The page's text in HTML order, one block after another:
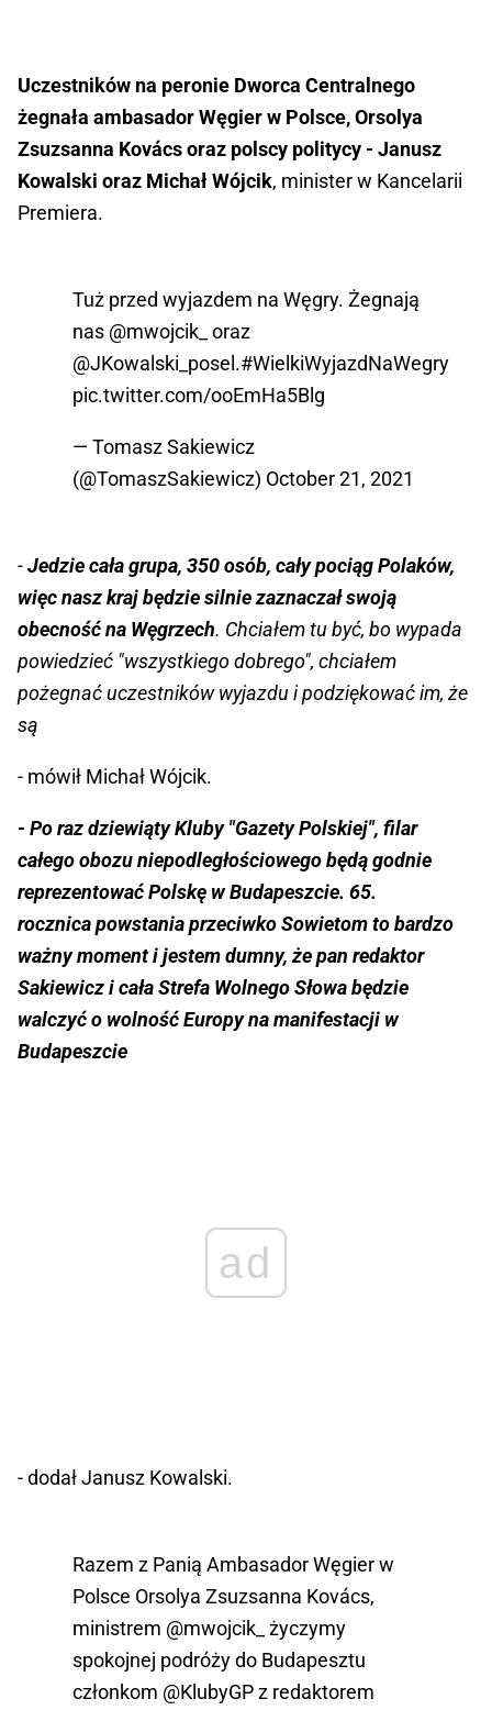
Uczestników na peronie Dworca Centralnego
żegnała ambasador Węgier w Polsce, Orsolya
Zsuzsanna Kovács oraz polscy politycy - Janusz
Kowalski oraz Michał Wójcik, minister w Kancelarii
Premiera.
Tuż przed wyjazdem na Węgry. Żegnają
nas @mwojcik_ oraz
@JKowalski_posel .#WielkiWyjazdNaWegry
pic.twitter.com/ooEmHa5Blg
— Tomasz Sakiewicz
(@TomaszSakiewicz) October 21, 2021
-Jedzie cała grupa, 350 osób, cały pociąg Polaków,
więc nasz kraj będzie silnie zaznaczał swoją
obecność na Węgrzech. Chciałem tu być, bo wypada
powiedzieć "wszystkiego dobrego", chciałem
pożegnać uczestników wyjazdu i podziękować im, że
są
- mówił Michał Wójcik.
- Po raz dziewiąty Kluby "Gazety Polskiej", filar
całego obozu niepodległościowego będą godnie
reprezentować Polskę w Budapeszcie. 65.
rocznica powstania przeciwko Sowietom to bardzo
ważny moment i jestem dumny, że pan redaktor
Sakiewicz i cała Strefa Wolnego Słowa będzie
walczyć o wolność Europy na manifestacji w
Budapeszcie
ad
- dodał Janusz Kowalski.
Razem z Panią Ambasador Węgier w
Polsce Orsolya Zsuzsanna Kovács,
ministrem @mwojcik_ życzymy
spokojnej podróży do Budapesztu
członkom @KlubyGPz redaktorem